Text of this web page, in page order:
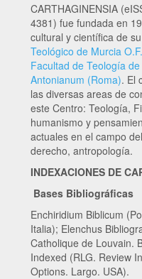
CARTHAGINENSIA
4381) fue fundada en
cultural y científica de
Teológico de Murcia
Facultad de Teología
Antonianum (Roma). El
las diversas areas de
este Centro: Teología,
humanismo y
actuales en el campo
derecho, antropología.
INDEXACIONES DE
Bases Bibliográficas
Enchiridium Biblicum
Italia); Elenchus
Catholique de
Indexed (RLG. Review
Options. Largo. USA).